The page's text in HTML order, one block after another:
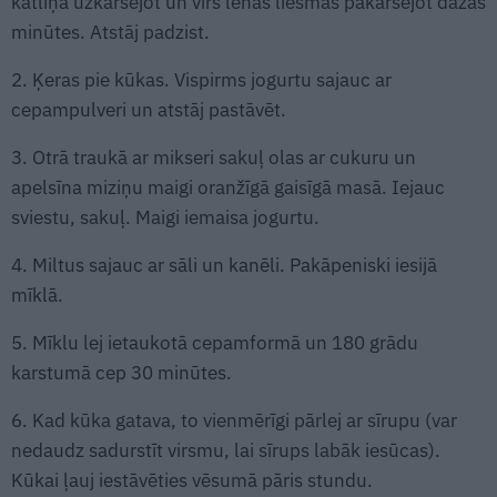
minūtes. Atstāj padzist.
2. Ķeras pie kūkas. Vispirms jogurtu sajauc ar
cepampulveri un atstāj pastāvēt.
3. Otrā traukā ar mikseri sakuļ olas ar cukuru un
apelsīna miziņu maigi oranžīgā gaisīgā masā. Iejauc
sviestu, sakuļ. Maigi iemaisa jogurtu.
4. Miltus sajauc ar sāli un kanēli. Pakāpeniski iesijā
mīklā.
5. Mīklu lej ietaukotā cepamformā un 180 grādu
karstumā cep 30 minūtes.
6. Kad kūka gatava, to vienmērīgi pārlej ar sīrupu (var
nedaudz sadurstīt virsmu, lai sīrups labāk iesūcas).
Kūkai ļauj iestāvēties vēsumā pāris stundu.